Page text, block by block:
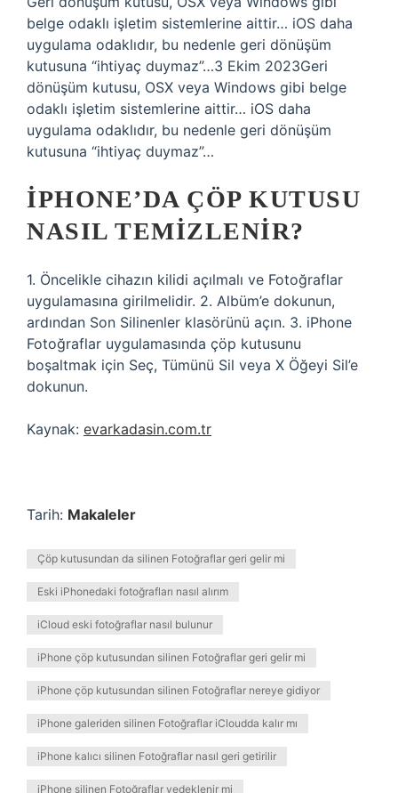
belge odaklı işletim sistemlerine aittir… iOS daha
uygulama odaklıdır, bu nedenle geri dönüşüm
kutusuna “ihtiyaç duymaz”…3 Ekim 2023Geri
dönüşüm kutusu, OSX veya Windows gibi belge
odaklı işletim sistemlerine aittir… iOS daha
uygulama odaklıdır, bu nedenle geri dönüşüm
kutusuna “ihtiyaç duymaz”…
IPHONE’DA ÇÖP KUTUSU
NASIL TEMIZLENIR?
1. Öncelikle cihazın kilidi açılmalı ve Fotoğraflar
uygulamasına girilmelidir. 2. Albüm’e dokunun,
ardından Son Silinenler klasörünü açın. 3. iPhone
Fotoğraflar uygulamasında çöp kutusunu
boşaltmak için Seç, Tümünü Sil veya X Öğeyi Sil’e
dokunun.
Kaynak: evarkadasin.com.tr
Tarih: Makaleler
Çöp kutusundan da silinen Fotoğraflar geri gelir mi
Eski iPhonedaki fotoğrafları nasıl alırım
iCloud eski fotoğraflar nasıl bulunur
iPhone çöp kutusundan silinen Fotoğraflar geri gelir mi
iPhone çöp kutusundan silinen Fotoğraflar nereye gidiyor
iPhone galeriden silinen Fotoğraflar iCloudda kalır mı
iPhone kalıcı silinen Fotoğraflar nasıl geri getirilir
iPhone silinen Fotoğraflar yedeklenir mi